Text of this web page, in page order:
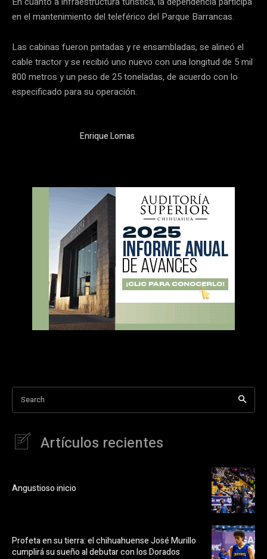
en el mantenimiento del teleférico del Parque Barrancas.
Las cabinas fueron pintadas y re ensambladas, se alineó el
cable tractor y se recibió uno nuevo con una longitud de 5 mil
800 metros y un peso de 25 toneladas, de acuerdo con lo
especificado para su operación.
Enrique Lomas
Search
Artículos recientes
Angustioso inicio
Profeta en su tierra: el chihuahuense José Murillo
cumplirá su sueño al debutar con los Dorados